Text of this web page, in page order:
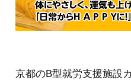
京都のB型就労支援施設